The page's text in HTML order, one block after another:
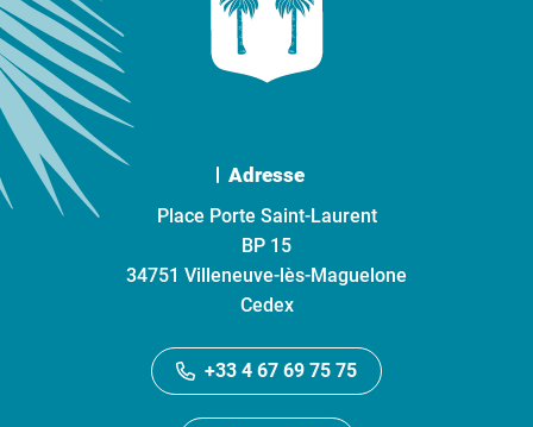
Adresse
Place Porte Saint-Laurent
BP 15
34751 Villeneuve-lès-Maguelone
Cedex
+33 4 67 69 75 75